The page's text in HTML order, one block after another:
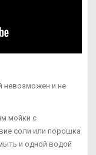
невозможен и не
мойки с
соли или порошка
и одной водой